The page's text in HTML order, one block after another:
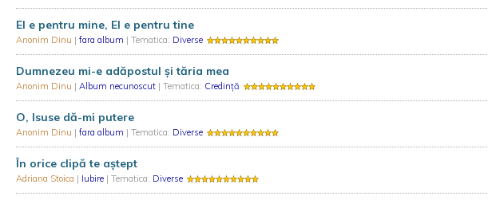
El e pentru mine, El e pentru tine
Anonim Dinu | fara album | Tematica: Diverse
Dumnezeu mi-e adăpostul și tăria mea
Anonim Dinu | Album necunoscut | Tematica: Credință
O, Isuse dă-mi putere
Anonim Dinu | fara album | Tematica: Diverse
În orice clipă te aştept
Adriana Stoica | Iubire | Tematica: Diverse